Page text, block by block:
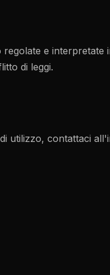
e
di leggi.
utilizzo, contattaci